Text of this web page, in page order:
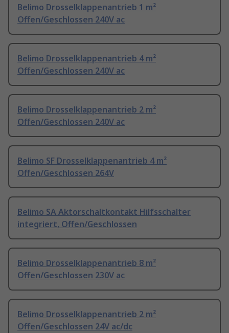
Belimo Drosselklappenantrieb 1 m²
Offen/Geschlossen 240V ac
Belimo Drosselklappenantrieb 4 m²
Offen/Geschlossen 240V ac
Belimo Drosselklappenantrieb 2 m²
Offen/Geschlossen 240V ac
Belimo SF Drosselklappenantrieb 4 m²
Offen/Geschlossen 264V
Belimo SA Aktorschaltkontakt Hilfsschalter
integriert, Offen/Geschlossen
Belimo Drosselklappenantrieb 8 m²
Offen/Geschlossen 230V ac
Belimo Drosselklappenantrieb 2 m²
Offen/Geschlossen 24V ac/dc